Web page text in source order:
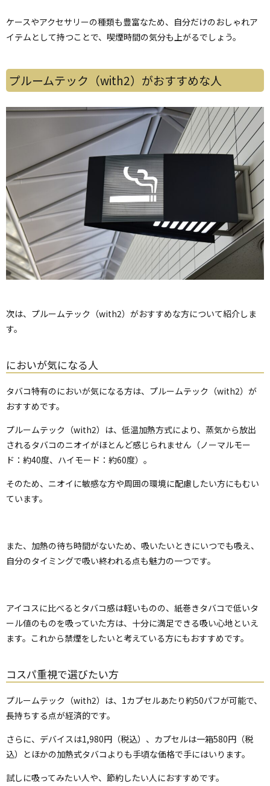
ケースやアクセサリーの種類も豊富なため、自分だけのおしゃれア
イテムとして持つことで、喫煙時間の気分も上がるでしょう。
プルームテック （with2） がおすすめな人
次は、プルームテック（with2）がおすすめな方について紹介しま
す。
においが気になる人
タバコ特有のにおいが気になる方は、プルームテック（with2）が
おすすめです。
プルームテック（with2）は、低温加熱方式により、蒸気から放出
されるタバコのニオイがほとんど感じられません（ノーマルモー
ド：約40度、ハイモード：約60度）。
そのため、ニオイに敏感な方や周囲の環境に配慮したい方にもむい
ています。
また、加熱の待ち時間がないため、吸いたいときにいつでも吸え、
自分のタイミングで吸い終われる点も魅力の一つです。
アイコスに比べるとタバコ感は軽いものの、紙巻きタバコで低いタ
ール値のものを吸っていた方は、十分に満足できる吸い心地といえ
ます。これから禁煙をしたいと考えている方にもおすすめです。
コスパ重視で選びたい方
プルームテック（with2）は、1カプセルあたり約50パフが可能で、
長持ちする点が経済的です。
さらに、デバイスは1,980円（税込）、カプセルは一箱580円（税
込）とほかの加熱式タバコよりも手頃な価格で手にはいります。
試しに吸ってみたい人や、節約したい人におすすめです。